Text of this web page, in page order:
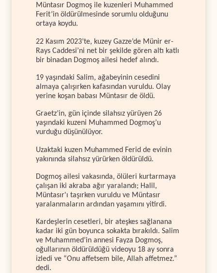
Müntasır Dogmoş ile kuzenleri Muhammed
Ferit’in öldürülmesinde sorumlu olduğunu
ortaya koydu.
22 Kasım 2023’te, kuzey Gazze’de Münir er-
Rays Caddesi’ni net bir şekilde gören altı katlı
bir binadan Dogmoş ailesi hedef alındı.
19 yaşındaki Salim, ağabeyinin cesedini
almaya çalışırken kafasından vuruldu. Olay
yerine koşan babası Müntasır de öldü.
Graetz’in, gün içinde silahsız yürüyen 26
yaşındaki kuzeni Muhammed Dogmoş’u
vurduğu düşünülüyor.
Uzaktaki kuzen Muhammed Ferid de evinin
yakınında silahsız yürürken öldürüldü.
Dogmoş ailesi vakasında, ölüleri kurtarmaya
çalışan iki akraba ağır yaralandı; Halil,
Müntasır'ı taşırken vuruldu ve Müntasır
yaralanmaların ardından yaşamını yitirdi.
Kardeşlerin cesetleri, bir ateşkes sağlanana
kadar iki gün boyunca sokakta bırakıldı. Salim
ve Muhammed’in annesi Fayza Dogmoş,
oğullarının öldürüldüğü videoyu 18 ay sonra
izledi ve “Onu affetsem bile, Allah affetmez.”
dedi.